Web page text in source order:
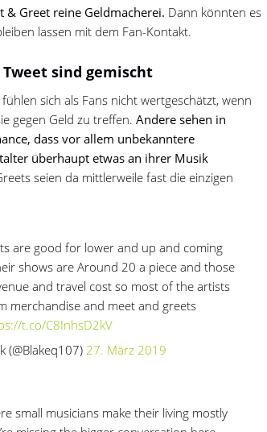
& Greet reine Geldmacherei. Dann könnten es
lassen mit dem Fan-Kontakt.
sind gemischt
sich als Fans nicht wertgeschätzt, wenn
gegen Geld zu treffen.Andere sehen in
dass vor allem unbekanntere
überhaupt etwas an ihrer Musik
seien da mittlerweile fast die einzigen
are good for lower and up and coming
shows are Around 20 a piece and those
and travel cost so most of the artists
merchandise and meet and greets
t.co/C8InhsD2kV
(@Blakeq107) 27. März 2019
small musicians make their living mostly